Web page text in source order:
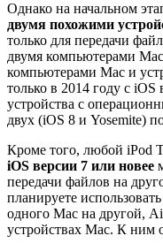
Однако на начальном
двумя похожими
только для передачи
двумя компьютерами
компьютерами Mac и
только в 2014 году с iOS
устройства с
двух (iOS 8 и Yosemite)
Кроме того, любой iPod
iOS версии 7 или новее
передачи файлов на
планируете
одного Mac на другой,
устройствах Mac. К ним